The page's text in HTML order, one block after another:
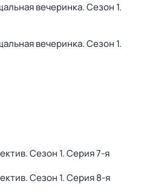
вечеринка. Сезон 1.
вечеринка. Сезон 1.
. Сезон 1. Серия 7-я
. Сезон 1. Серия 8-я